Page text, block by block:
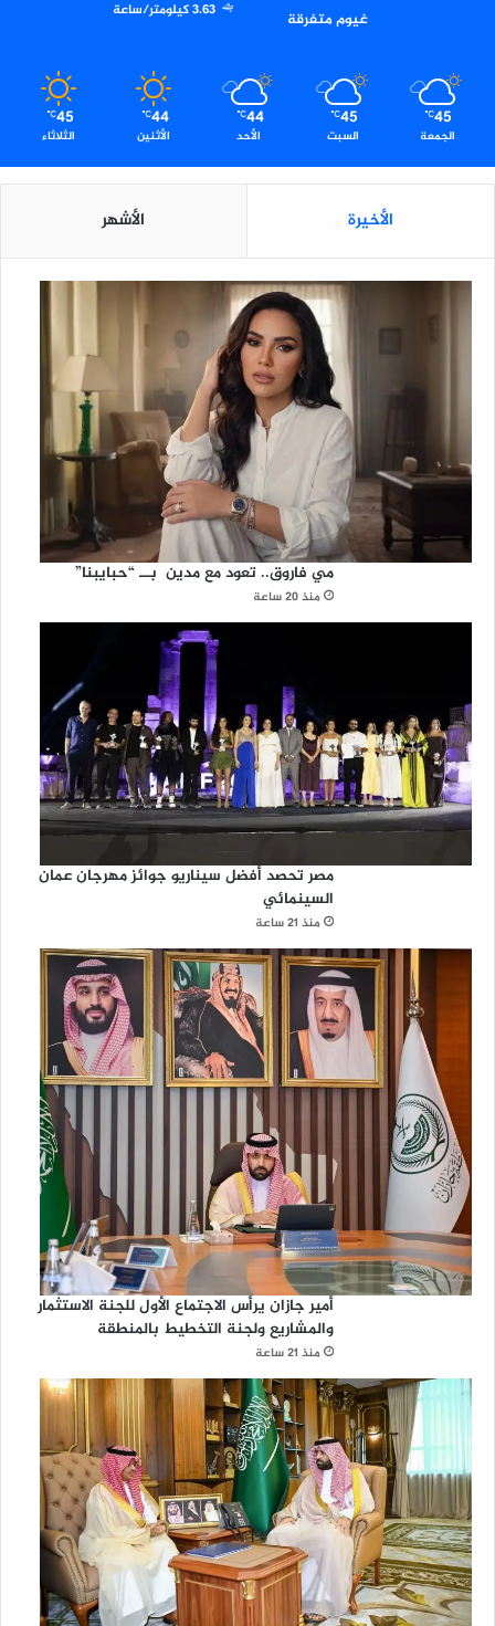
غيوم متفرقة
3.63 كيلومتر/ساعة
45
℃
الجمعة
45
℃
السبت
44
℃
الأحد
44
℃
الأثنين
45
℃
الثلاثاء
الأخيرة الأشهر
مي فاروق.. تعود مع مدين بــ “حبايبنا”
منذ 20 ساعة
مصر تحصد أفضل سيناريو جوائز مهرجان عمان
السينمائي
منذ 21 ساعة
أمير جازان يرأس الاجتماع الأول للجنة الاستثمار
والمشاريع ولجنة التخطيط بالمنطقة
منذ 21 ساعة